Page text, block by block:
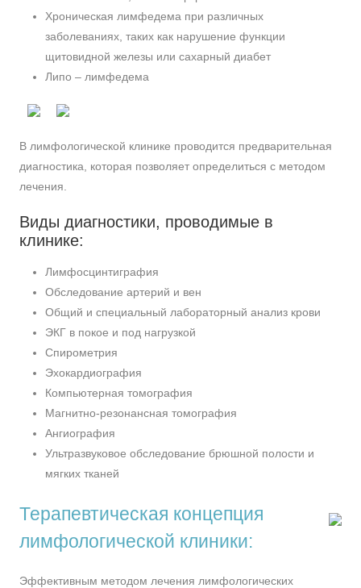
Хроническая лимфедема при различных
заболеваниях, таких как нарушение функции
щитовидной железы или сахарный диабет
Липо – лимфедема
В лимфологической клинике проводится предварительная
диагностика, которая позволяет определиться с методом
лечения.
Виды диагностики, проводимые в
клинике:
Лимфосцинтиграфия
Обследование артерий и вен
Общий и специальный лабораторный анализ крови
ЭКГ в покое и под нагрузкой
Спирометрия
Эхокардиография
Компьютерная томография
Магнитно-резонансная томография
Ангиография
Ультразвуковое обследование брюшной полости и
мягких тканей
Терапевтическая концепция
лимфологической клиники:
Эффективным методом лечения лимфологических